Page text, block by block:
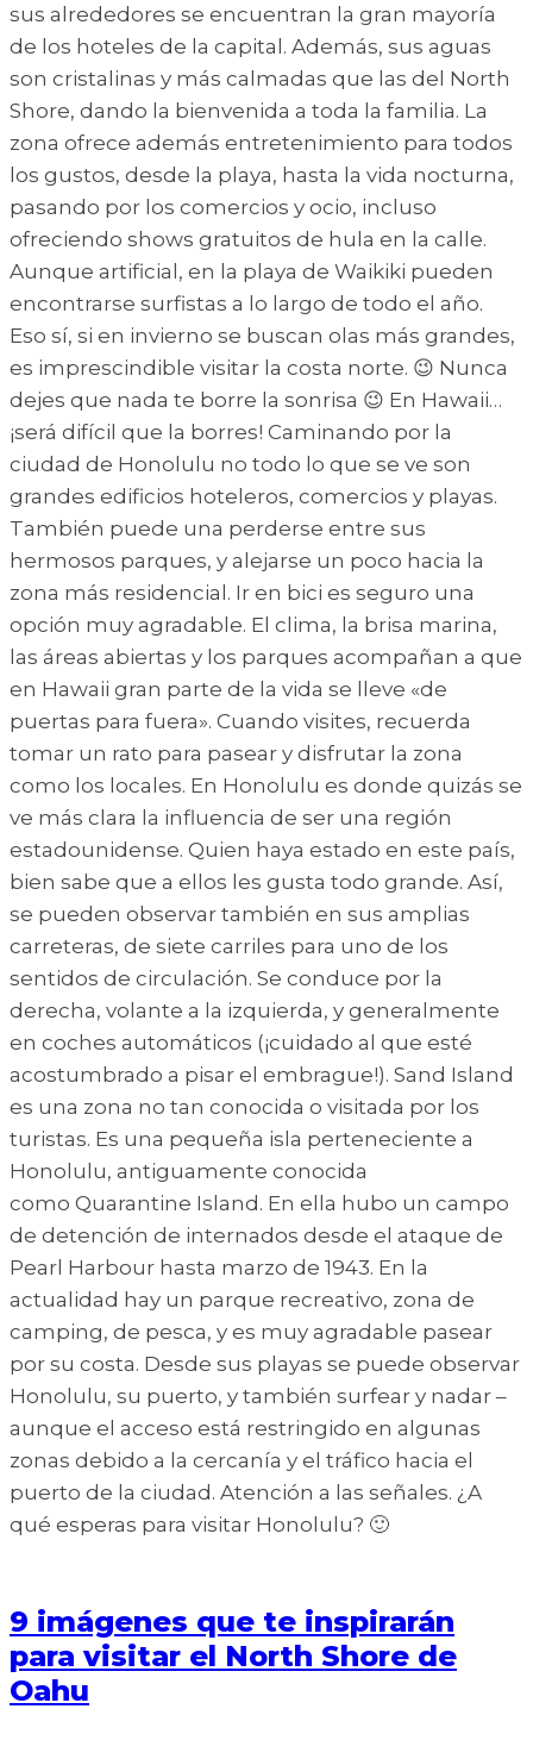
sus alrededores se encuentran la gran mayoría
de los hoteles de la capital. Además, sus aguas
son cristalinas y más calmadas que las del North
Shore, dando la bienvenida a toda la familia. La
zona ofrece además entretenimiento para todos
los gustos, desde la playa, hasta la vida nocturna,
pasando por los comercios y ocio, incluso
ofreciendo shows gratuitos de hula en la calle.
Aunque artificial, en la playa de Waikiki pueden
encontrarse surfistas a lo largo de todo el año.
Eso sí, si en invierno se buscan olas más grandes,
es imprescindible visitar la costa norte. 😉 Nunca
dejes que nada te borre la sonrisa 😉 En Hawaii…
¡será difícil que la borres! Caminando por la
ciudad de Honolulu no todo lo que se ve son
grandes edificios hoteleros, comercios y playas.
También puede una perderse entre sus
hermosos parques, y alejarse un poco hacia la
zona más residencial. Ir en bici es seguro una
opción muy agradable. El clima, la brisa marina,
las áreas abiertas y los parques acompañan a que
en Hawaii gran parte de la vida se lleve «de
puertas para fuera». Cuando visites, recuerda
tomar un rato para pasear y disfrutar la zona
como los locales. En Honolulu es donde quizás se
ve más clara la influencia de ser una región
estadounidense. Quien haya estado en este país,
bien sabe que a ellos les gusta todo grande. Así,
se pueden observar también en sus amplias
carreteras, de siete carriles para uno de los
sentidos de circulación. Se conduce por la
derecha, volante a la izquierda, y generalmente
en coches automáticos (¡cuidado al que esté
acostumbrado a pisar el embrague!). Sand Island
es una zona no tan conocida o visitada por los
turistas. Es una pequeña isla perteneciente a
Honolulu, antiguamente conocida
como Quarantine Island. En ella hubo un campo
de detención de internados desde el ataque de
Pearl Harbour hasta marzo de 1943. En la
actualidad hay un parque recreativo, zona de
camping, de pesca, y es muy agradable pasear
por su costa. Desde sus playas se puede observar
Honolulu, su puerto, y también surfear y nadar –
aunque el acceso está restringido en algunas
zonas debido a la cercanía y el tráfico hacia el
puerto de la ciudad. Atención a las señales. ¿A
qué esperas para visitar Honolulu? 🙂
9 imágenes que te inspirarán
para visitar el North Shore de
Oahu